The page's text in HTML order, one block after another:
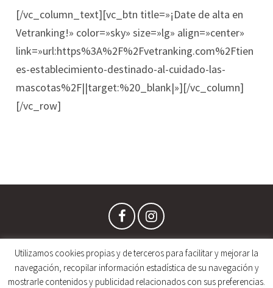
[/vc_column_text][vc_btn title=»¡Date de alta en
Vetranking!» color=»sky» size=»lg» align=»center»
link=»url:https%3A%2F%2Fvetranking.com%2Ftien
es-establecimiento-destinado-al-cuidado-las-
mascotas%2F||target:%20_blank|»][/vc_column]
[/vc_row]
Copyright © 2019 VETranking.com • España
Utilizamos cookies propias y de terceros para facilitar y mejorar la
navegación, recopilar información estadística de su navegación y
mostrarle contenidos y publicidad relacionados con sus preferencias.